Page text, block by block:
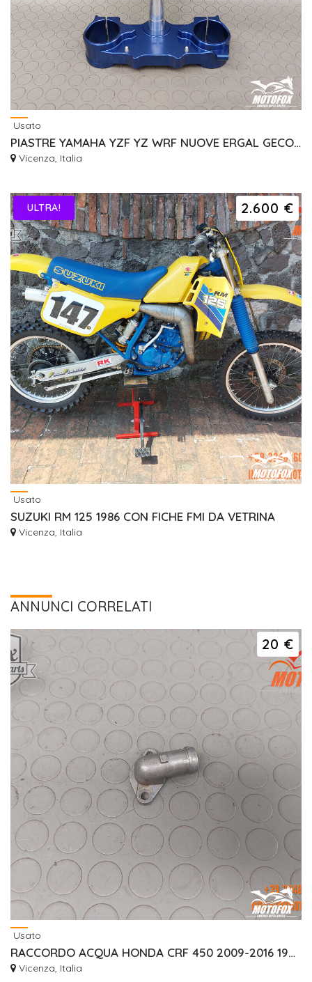
Usato
PIASTRE YAMAHA YZF YZ WRF NUOVE ERGAL GECO RISER
Vicenza, Italia
2.600 €
ULTRA!
Usato
SUZUKI RM 125 1986 CON FICHE FMI DA VETRINA
Vicenza, Italia
ANNUNCI CORRELATI
20 €
Usato
RACCORDO ACQUA HONDA CRF 450 2009-2016 19502MENA30
Vicenza, Italia